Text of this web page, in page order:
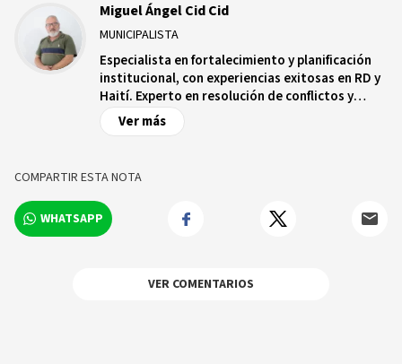
Miguel Ángel Cid Cid
MUNICIPALISTA
Especialista en fortalecimiento y planificación
institucional, con experiencias exitosas en RD y
Haití. Experto en resolución de conflictos y
capacitación de jóvenes y adultos. Creador e
impulsor de la primera experiencia de
municipios promoviendo iniciativas de
planificación estratégica y participación socio-
política a nivel local.
Ver más
COMPARTIR ESTA NOTA
WHATSAPP
VER COMENTARIOS